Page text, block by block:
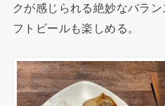
クが感じられる絶妙なバラ
フトビールも楽しめる。